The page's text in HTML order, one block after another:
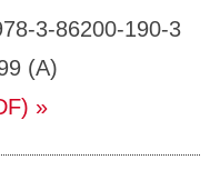
3-86200-190-3
(A)